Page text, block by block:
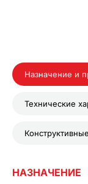
Назначение и
Технические
НАЗНАЧЕНИЕ